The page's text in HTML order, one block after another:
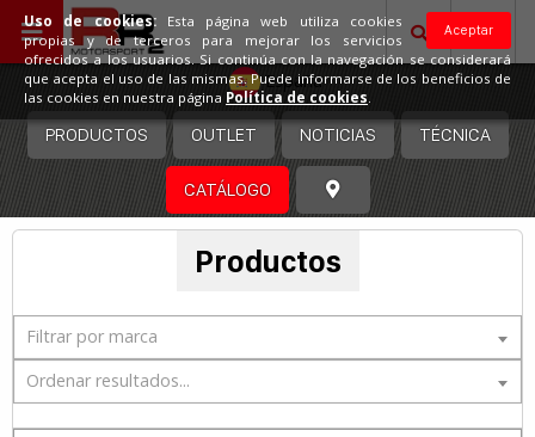
España
PRODUCTOS OUTLET NOTICIAS TÉCNICA
CATÁLOGO
Productos
Filtrar por marca
Ordenar resultados...
Aceptar
Uso de cookies:Esta página web utiliza cookies
propias y de terceros para mejorar los servicios
ofrecidos a los usuarios. Si continúa con la navegación se considerará
que acepta el uso de las mismas. Puede informarse de los beneficios de
las cookies en nuestra página Política de cookies.